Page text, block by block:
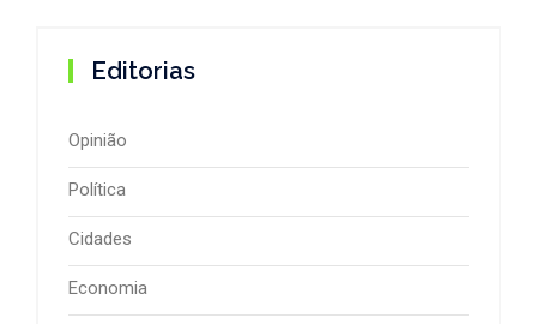
Editorias
Opinião
Política
Cidades
Economia